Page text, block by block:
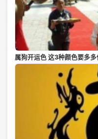
属狗开运色 这3种颜色要多多